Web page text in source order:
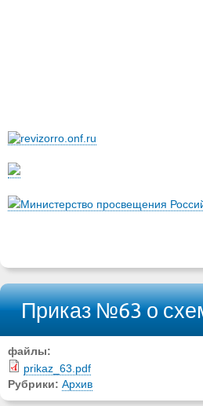
Министерство просвещения
Приказ №63 о
файлы:
prikaz_63.pdf
Рубрики: Архив